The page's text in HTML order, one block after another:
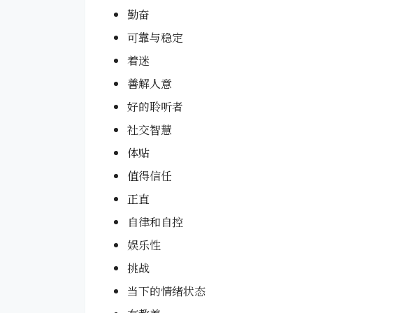
勤奋
可靠与稳定
着迷
善解人意
好的聆听者
社交智慧
体贴
值得信任
正直
自律和自控
娱乐性
挑战
当下的情绪状态